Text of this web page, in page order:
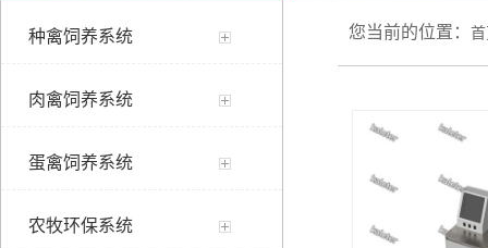
种禽饲养系统
肉禽饲养系统
蛋禽饲养系统
农牧环保系统
您当前的位置：